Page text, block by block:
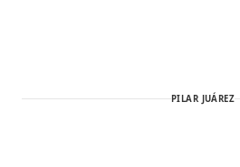
PILAR JUÁREZ